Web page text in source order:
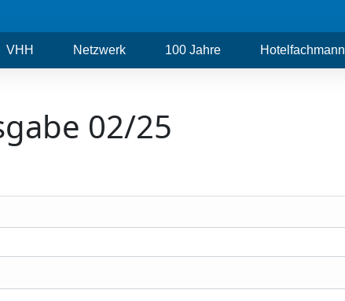
VHH Netzwerk 100 Jahre Hotelfachmann
02/25